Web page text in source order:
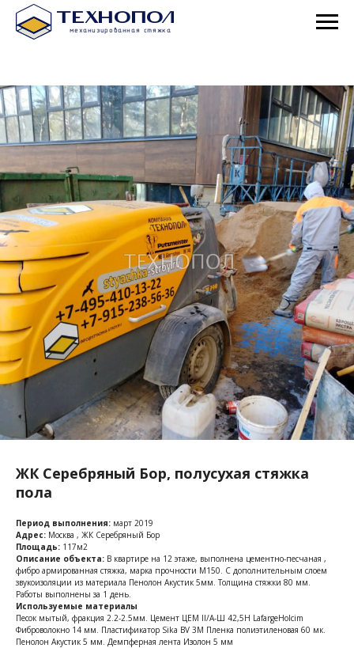
ЖК Серебряный Бор, полусухая стяжка
пола
Период выполнения: март 2019
Адрес: Москва , ЖК Серебряный Бор
Площадь: 117м2
Описание объекта: В квартире на 12 этаже, выполнена цементно-песчаная ,
фибро армированная стяжка, марка прочности М150. С дополнительным слоем
звукоизоляции из материала Пенолон Акустик 5мм. Толщина стяжки 80 мм.
Работы выполнены за 1 день.
Используемые материалы
Песок мытый, фракция 2.2-2.5мм. Цемент ЦЕМ II/A-Ш 42,5Н LafargeHolcim
Фиброволокно 14 мм. Пластификатор Sika BV 3M Пленка полиэтиленовая 60 мк.
Пенолон Акустик 5 мм. Демпферная лента Изолон 5 мм